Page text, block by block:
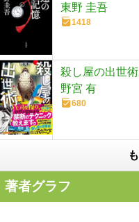
東野 圭吾
1418
殺し屋の出世術
野宮 有
680
著者グラフ